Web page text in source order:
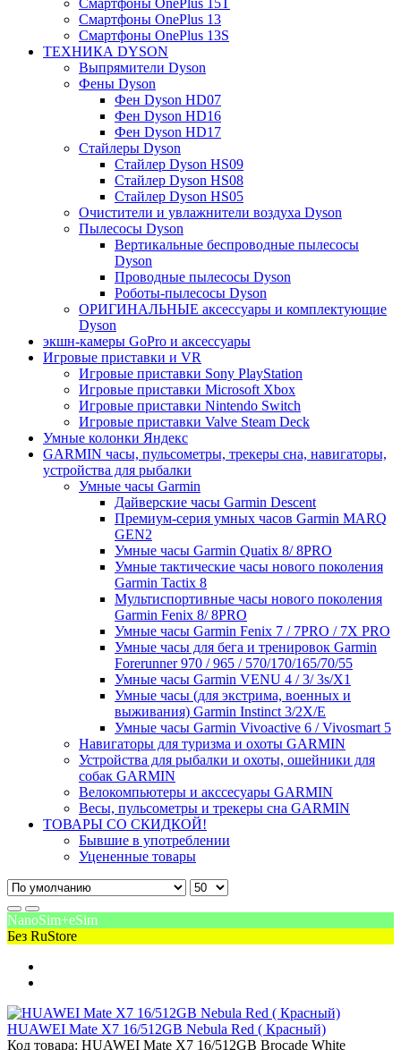
Смартфоны OnePlus 13
Смартфоны OnePlus 13S
ТЕХНИКА DYSON
Выпрямители Dyson
Фены Dyson
Фен Dyson HD07
Фен Dyson HD16
Фен Dyson HD17
Стайлеры Dyson
Стайлер Dyson HS09
Стайлер Dyson HS08
Стайлер Dyson HS05
Очистители и увлажнители воздуха Dyson
Пылесосы Dyson
Вертикальные беспроводные пылесосы
Dyson
Проводные пылесосы Dyson
Роботы-пылесосы Dyson
ОРИГИНАЛЬНЫЕ аксессуары и комплектующие
Dyson
экшн-камеры GoPro и аксессуары
Игровые приставки и VR
Игровые приставки Sony PlayStation
Игровые приставки Microsoft Xbox
Игровые приставки Nintendo Switch
Игровые приставки Valve Steam Deck
Умные колонки Яндекс
GARMIN часы, пульсометры, трекеры сна, навигаторы,
устройства для рыбалки
Умные часы Garmin
Дайверские часы Garmin Descent
Премиум-серия умных часов Garmin MARQ
GEN2
Умные часы Garmin Quatix 8/ 8PRO
Умные тактические часы нового поколения
Garmin Tactix 8
Мультиспортивные часы нового поколения
Garmin Fenix 8/ 8PRO
Умные часы Garmin Fenix 7 / 7PRO / 7X PRO
Умные часы для бега и тренировок Garmin
Forerunner 970 / 965 / 570/170/165/70/55
Умные часы Garmin VENU 4 / 3/ 3s/X1
Умные часы (для экстрима, военных и
выживания) Garmin Instinct 3/2X/E
Умные часы Garmin Vivoactive 6 / Vivosmart 5
Навигаторы для туризма и охоты GARMIN
Устройства для рыбалки и охоты, ошейники для
собак GARMIN
Велокомпьютеры и акссесуары GARMIN
Весы, пульсометры и трекеры сна GARMIN
ТОВАРЫ СО СКИДКОЙ!
Бывшие в употреблении
Уцененные товары
NanoSim+eSim
Без RuStore
HUAWEI Mate X7 16/512GB Nebula Red ( Красный)
Код товара: HUAWEI Mate X7 16/512GB Brocade White